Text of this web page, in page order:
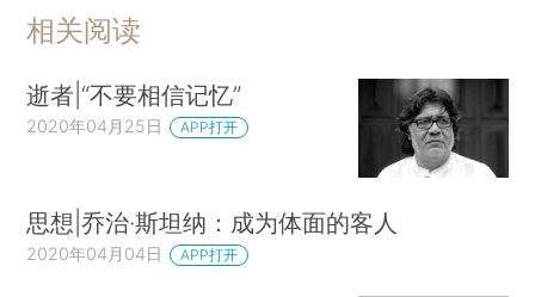
相关阅读
逝者|“不要相信记忆”
2020年04月25日 APP打开
思想|乔治·斯坦纳：成为体面的客人
2020年04月04日 APP打开